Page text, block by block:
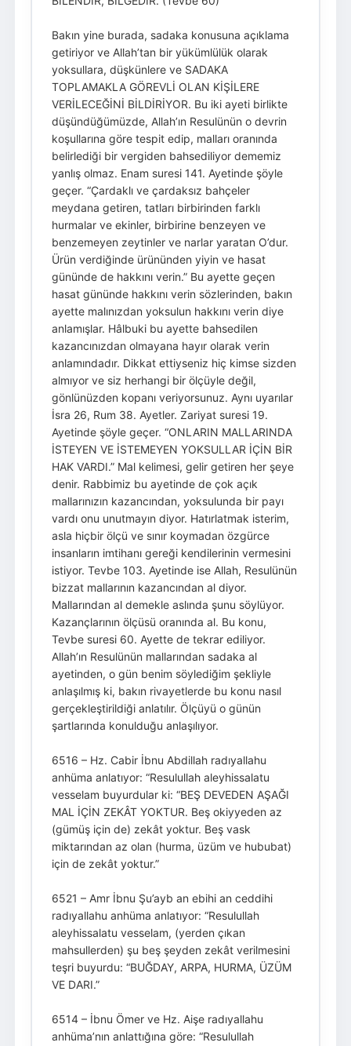
Bakın yine burada, sadaka konusuna açıklama
getiriyor ve Allah’tan bir yükümlülük olarak
yoksullara, düşkünlere ve SADAKA
TOPLAMAKLA GÖREVLİ OLAN KİŞİLERE
VERİLECEĞİNİ BİLDİRİYOR. Bu iki ayeti birlikte
düşündüğümüzde, Allah’ın Resulünün o devrin
koşullarına göre tespit edip, malları oranında
belirlediği bir vergiden bahsediliyor dememiz
yanlış olmaz. Enam suresi 141. Ayetinde şöyle
geçer. “Çardaklı ve çardaksız bahçeler
meydana getiren, tatları birbirinden farklı
hurmalar ve ekinler, birbirine benzeyen ve
benzemeyen zeytinler ve narlar yaratan O’dur.
Ürün verdiğinde ürününden yiyin ve hasat
gününde de hakkını verin.” Bu ayette geçen
hasat gününde hakkını verin sözlerinden, bakın
ayette malınızdan yoksulun hakkını verin diye
anlamışlar. Hâlbuki bu ayette bahsedilen
kazancınızdan olmayana hayır olarak verin
anlamındadır. Dikkat ettiyseniz hiç kimse sizden
almıyor ve siz herhangi bir ölçüyle değil,
gönlünüzden kopanı veriyorsunuz. Aynı uyarılar
İsra 26, Rum 38. Ayetler. Zariyat suresi 19.
Ayetinde şöyle geçer. “ONLARIN MALLARINDA
İSTEYEN VE İSTEMEYEN YOKSULLAR İÇİN BİR
HAK VARDI.” Mal kelimesi, gelir getiren her şeye
denir. Rabbimiz bu ayetinde de çok açık
mallarınızın kazancından, yoksulunda bir payı
vardı onu unutmayın diyor. Hatırlatmak isterim,
asla hiçbir ölçü ve sınır koymadan özgürce
insanların imtihanı gereği kendilerinin vermesini
istiyor. Tevbe 103. Ayetinde ise Allah, Resulünün
bizzat mallarının kazancından al diyor.
Mallarından al demekle aslında şunu söylüyor.
Kazançlarının ölçüsü oranında al. Bu konu,
Tevbe suresi 60. Ayette de tekrar ediliyor.
Allah’ın Resulünün mallarından sadaka al
ayetinden, o gün benim söylediğim şekliyle
anlaşılmış ki, bakın rivayetlerde bu konu nasıl
gerçekleştirildiği anlatılır. Ölçüyü o günün
şartlarında konulduğu anlaşılıyor.
6516 – Hz. Cabir İbnu Abdillah radıyallahu
anhüma anlatıyor: “Resulullah aleyhissalatu
vesselam buyurdular ki: “BEŞ DEVEDEN AŞAĞI
MAL İÇİN ZEKÂT YOKTUR. Beş okiyyeden az
(gümüş için de) zekât yoktur. Beş vask
miktarından az olan (hurma, üzüm ve hububat)
için de zekât yoktur.”
6521 – Amr İbnu Şu’ayb an ebihi an ceddihi
radıyallahu anhüma anlatıyor: “Resulullah
aleyhissalatu vesselam, (yerden çıkan
mahsullerden) şu beş şeyden zekât verilmesini
teşri buyurdu: “BUĞDAY, ARPA, HURMA, ÜZÜM
VE DARI.”
6514 – İbnu Ömer ve Hz. Aişe radıyallahu
anhüma’nın anlattığına göre: “Resulullah